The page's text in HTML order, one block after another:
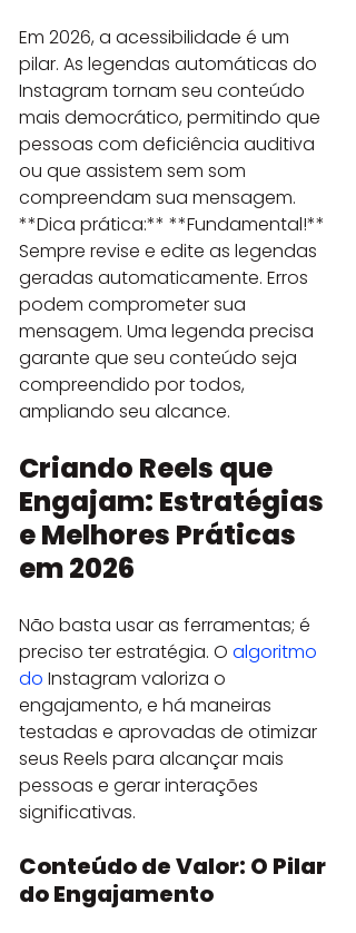
Em 2026, a acessibilidade é um
pilar. As legendas automáticas do
Instagram tornam seu conteúdo
mais democrático, permitindo que
pessoas com deficiência auditiva
ou que assistem sem som
compreendam sua mensagem.
**Dica prática:** **Fundamental!**
Sempre revise e edite as legendas
geradas automaticamente. Erros
podem comprometer sua
mensagem. Uma legenda precisa
garante que seu conteúdo seja
compreendido por todos,
ampliando seu alcance.
Criando Reels que
Engajam: Estratégias
e Melhores Práticas
em 2026
Não basta usar as ferramentas; é
preciso ter estratégia. O algoritmo
do Instagram valoriza o
engajamento, e há maneiras
testadas e aprovadas de otimizar
seus Reels para alcançar mais
pessoas e gerar interações
significativas.
Conteúdo de Valor: O Pilar
do Engajamento